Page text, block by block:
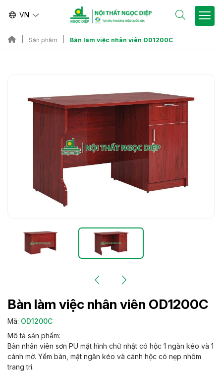
VN
Sản phẩm Bàn làm việc nhân viên OD1200C
Bàn làm việc nhân viên OD1200C
Mã: OD1200C
Mô tả sản phẩm:
Bàn nhân viên sơn PU mặt hình chữ nhật có hộc 1 ngăn kéo và 1
cánh mở. Yếm bàn, mặt ngăn kéo và cánh hộc có nẹp nhôm
trang trí.